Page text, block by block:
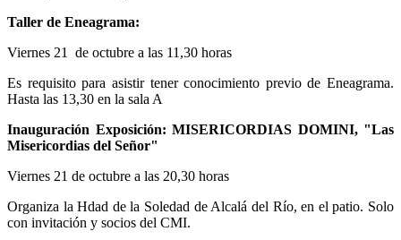
Taller de Eneagrama:
Viernes 21 de octubre a las 11,30 horas
Es requisito para asistir tener conocimiento previo de Eneagrama.
Hasta las 13,30 en la sala A
Inauguración Exposición: MISERICORDIAS DOMINI, "Las
Misericordias del Señor"
Viernes 21 de octubre a las 20,30 horas
Organiza la Hdad de la Soledad de Alcalá del Río, en el patio. Solo
con invitación y socios del CMI.